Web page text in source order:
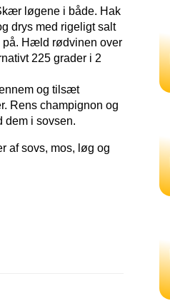
løgene i både. Hak
drys med rigeligt salt
på. Hæld rødvinen over
225 grader i 2
og tilsæt
Rens champignon og
dem i sovsen.
af sovs, mos, løg og